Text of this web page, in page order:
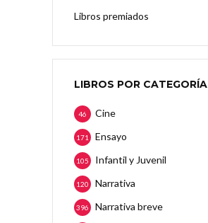
Libros premiados
LIBROS POR CATEGORÍA
Cine
46
Ensayo
171
Infantil y Juvenil
105
Narrativa
120
Narrativa breve
396